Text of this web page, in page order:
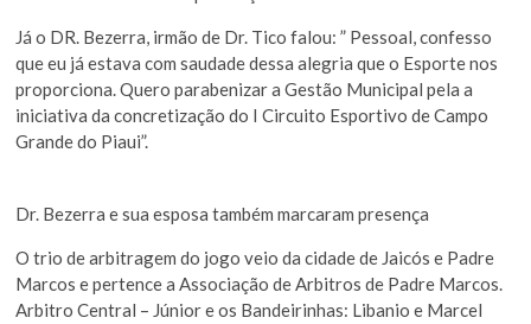
Já o DR. Bezerra, irmão de Dr. Tico falou: ” Pessoal, confesso
que eu já estava com saudade dessa alegria que o Esporte nos
proporciona. Quero parabenizar a Gestão Municipal pela a
iniciativa da concretização do I Circuito Esportivo de Campo
Grande do Piaui”.
Dr. Bezerra e sua esposa também marcaram presença
O trio de arbitragem do jogo veio da cidade de Jaicós e Padre
Marcos e pertence a Associação de Arbitros de Padre Marcos.
Arbitro Central – Júnior e os Bandeirinhas: Libanio e Marcel